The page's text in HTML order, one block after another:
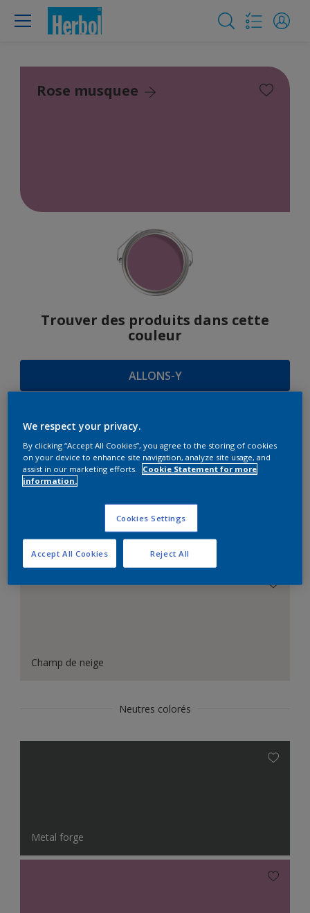
Rose musquee
Trouver des produits dans cette
couleur
ALLONS-Y
SUGGESTIONS
D'HARMONIES
Le Blanc Parfait
Champ de neige
Neutres colorés
Metal forge
We respect your privacy.
By clicking “Accept All Cookies”, you agree to the storing of cookies
on your device to enhance site navigation, analyze site usage, and
assist in our marketing efforts.
Cookie Statement for more
information.
Cookies Settings
Reject All
Accept All Cookies